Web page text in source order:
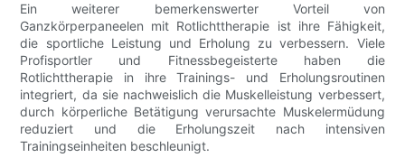
Ein weiterer bemerkenswerter Vorteil von
Ganzkörperpaneelen mit Rotlichttherapie ist ihre Fähigkeit,
die sportliche Leistung und Erholung zu verbessern. Viele
Profisportler und Fitnessbegeisterte haben die
Rotlichttherapie in ihre Trainings- und Erholungsroutinen
integriert, da sie nachweislich die Muskelleistung verbessert,
durch körperliche Betätigung verursachte Muskelermüdung
reduziert und die Erholungszeit nach intensiven
Trainingseinheiten beschleunigt.